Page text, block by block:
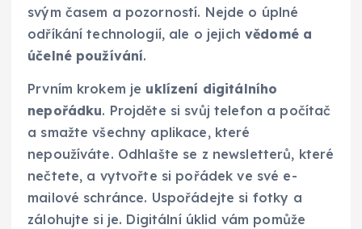
svým časem a pozorností. Nejde o úplné
odříkání technologií, ale o jejichvědomé a
účelné používání.
Prvním krokem je uklízení digitálního
nepořádku. Projděte si svůj telefon a počítač
a smažte všechny aplikace, které
nepoužíváte. Odhlašte se z newsletterů, které
nečtete, a vytvořte si pořádek ve své e-
mailové schránce. Uspořádejte si fotky a
zálohujte si je. Digitální úklid vám pomůže